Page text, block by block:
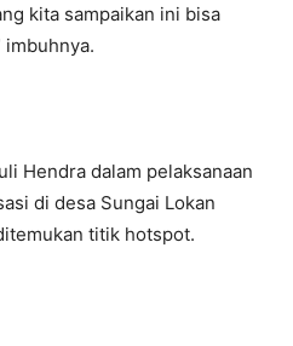
kita sampaikan ini bisa
imbuhnya.
Hendra dalam pelaksanaan
di desa Sungai Lokan
titik hotspot.